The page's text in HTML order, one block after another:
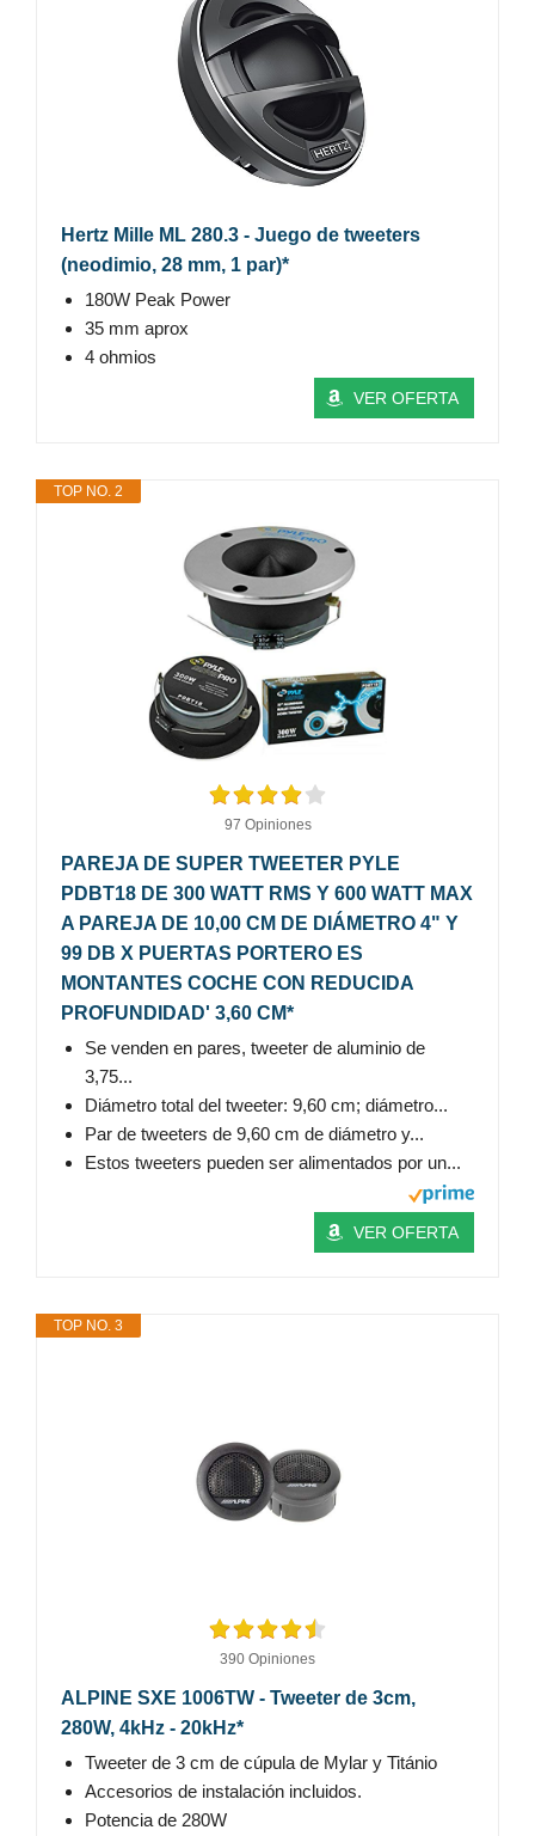
Hertz Mille ML 280.3 - Juego de tweeters
(neodimio, 28 mm, 1 par)*
180W Peak Power
35 mm aprox
4 ohmios
VER OFERTA
TOP NO. 2
97 Opiniones
PAREJA DE SUPER TWEETER PYLE
PDBT18 DE 300 WATT RMS Y 600 WATT MAX
A PAREJA DE 10,00 CM DE DIÁMETRO 4" Y
99 DB X PUERTAS PORTERO ES
MONTANTES COCHE CON REDUCIDA
PROFUNDIDAD' 3,60 CM*
Se venden en pares, tweeter de aluminio de
3,75...
Diámetro total del tweeter: 9,60 cm; diámetro...
Par de tweeters de 9,60 cm de diámetro y...
Estos tweeters pueden ser alimentados por un...
VER OFERTA
TOP NO. 3
390 Opiniones
ALPINE SXE 1006TW - Tweeter de 3cm,
280W, 4kHz - 20kHz*
Tweeter de 3 cm de cúpula de Mylar y Titánio
Accesorios de instalación incluidos.
Potencia de 280W